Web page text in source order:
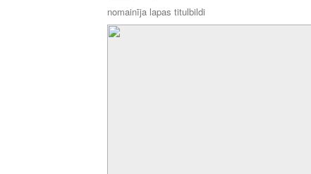
nomainīja lapas titulbildi